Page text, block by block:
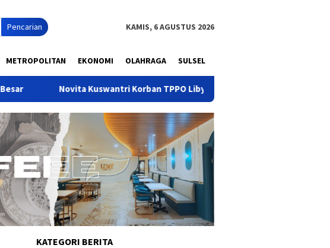
Pencarian KAMIS, 6 AGUSTUS 2026
METROPOLITAN EKONOMI OLAHRAGA SULSEL
Novita Kuswantri Korban TPPO Libya: Terima Kasih Pak Presiden Prabowo dan
KATEGORI BERITA